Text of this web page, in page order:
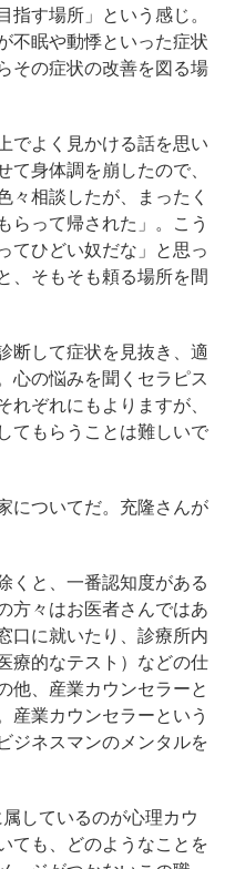
す場所」という感じ。
不眠や動悸といった症状
その症状の改善を図る場
でよく見かける話を思い
身体調を崩したので、
々相談したが、まったく
らって帰された」。こう
てひどい奴だな」と思っ
、そもそも頼る場所を間
断して症状を見抜き、適
心の悩みを聞くセラピス
れぞれにもよりますが、
てもらうことは難しいで
についてだ。充隆さんが
くと、一番認知度がある
方々はお医者さんではあ
口に就いたり、診療所内
療的なテスト）などの仕
他、産業カウンセラーと
産業カウンセラーという
ジネスマンのメンタルを
しているのが心理カウ
ても、どのようなことを